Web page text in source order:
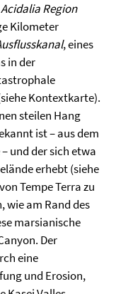
Acidalia Region
Kilometer
, eines
in der
Kontextkarte).
steilen Hang
ist – aus dem
und der sich etwa
erhebt (siehe
Tempe Terra zu
wie am Rand des
marsianische
Der
eine
und Erosion,